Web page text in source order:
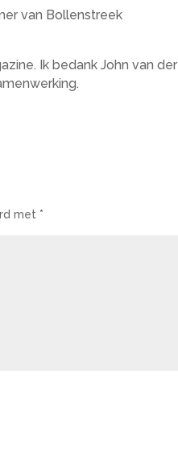
van Bollenstreek
Ik bedank John van der
met *